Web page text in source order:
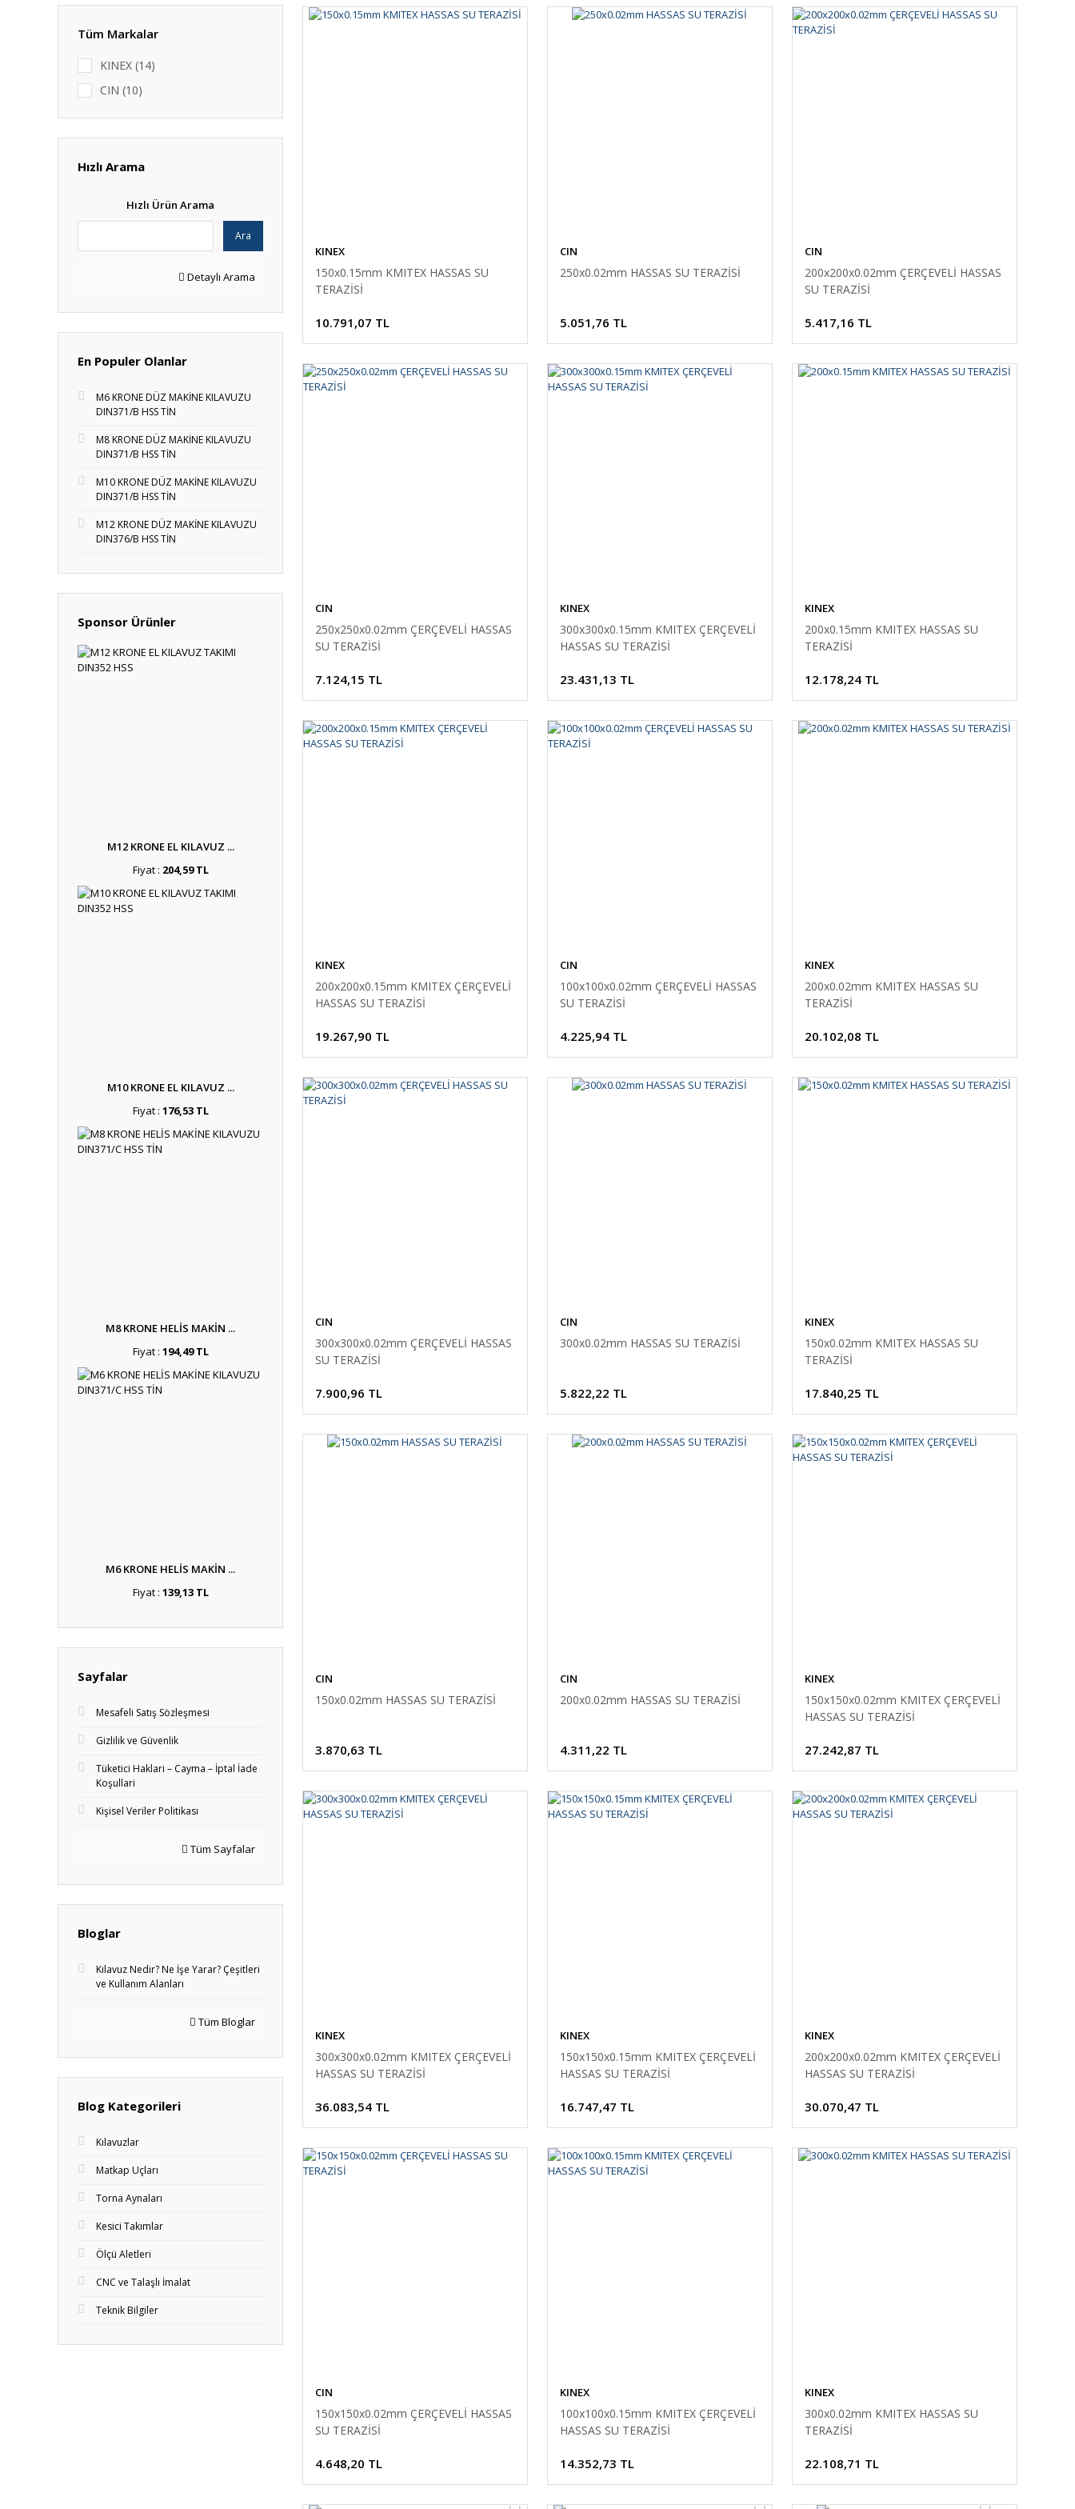
Tüm Markalar
KINEX (14)
CIN (10)
Hızlı Arama
Hızlı Ürün Arama
Ara
Detaylı Arama
En Populer Olanlar
M6 KRONE DÜZ MAKİNE KILAVUZU
DIN371/B HSS TİN
M8 KRONE DÜZ MAKİNE KILAVUZU
DIN371/B HSS TİN
M10 KRONE DÜZ MAKİNE KILAVUZU
DIN371/B HSS TİN
M12 KRONE DÜZ MAKİNE KILAVUZU
DIN376/B HSS TİN
Sponsor Ürünler
M12 KRONE EL KILAVUZ ...
Fiyat : 204,59 TL
M10 KRONE EL KILAVUZ ...
Fiyat : 176,53 TL
M8 KRONE HELİS MAKİN ...
Fiyat : 194,49 TL
M6 KRONE HELİS MAKİN ...
Fiyat : 139,13 TL
Sayfalar
Mesafeli Satış Sözleşmesi
Gizlilik ve Güvenlik
Tüketici Haklari – Cayma – İptal İade
Koşullari
Kişisel Veriler Politikası
Tüm Sayfalar
Bloglar
Kılavuz Nedir? Ne İşe Yarar? Çeşitleri
ve Kullanım Alanları
Tüm Bloglar
Blog Kategorileri
Kılavuzlar
Matkap Uçları
Torna Aynaları
Kesici Takımlar
Ölçü Aletleri
CNC ve Talaşlı İmalat
Teknik Bilgiler
KINEX
150x0.15mm KMITEX HASSAS SU
TERAZİSİ
10.791,07 TL
CIN
250x0.02mm HASSAS SU TERAZİSİ
5.051,76 TL
CIN
200x200x0.02mm ÇERÇEVELİ HASSAS
SU TERAZİSİ
5.417,16 TL
CIN
250x250x0.02mm ÇERÇEVELİ HASSAS
SU TERAZİSİ
7.124,15 TL
KINEX
300x300x0.15mm KMITEX ÇERÇEVELİ
HASSAS SU TERAZİSİ
23.431,13 TL
KINEX
200x0.15mm KMITEX HASSAS SU
TERAZİSİ
12.178,24 TL
KINEX
200x200x0.15mm KMITEX ÇERÇEVELİ
HASSAS SU TERAZİSİ
19.267,90 TL
CIN
100x100x0.02mm ÇERÇEVELİ HASSAS
SU TERAZİSİ
4.225,94 TL
KINEX
200x0.02mm KMITEX HASSAS SU
TERAZİSİ
20.102,08 TL
CIN
300x300x0.02mm ÇERÇEVELİ HASSAS
SU TERAZİSİ
7.900,96 TL
CIN
300x0.02mm HASSAS SU TERAZİSİ
5.822,22 TL
KINEX
150x0.02mm KMITEX HASSAS SU
TERAZİSİ
17.840,25 TL
CIN
150x0.02mm HASSAS SU TERAZİSİ
3.870,63 TL
CIN
200x0.02mm HASSAS SU TERAZİSİ
4.311,22 TL
KINEX
150x150x0.02mm KMITEX ÇERÇEVELİ
HASSAS SU TERAZİSİ
27.242,87 TL
KINEX
300x300x0.02mm KMITEX ÇERÇEVELİ
HASSAS SU TERAZİSİ
36.083,54 TL
KINEX
150x150x0.15mm KMITEX ÇERÇEVELİ
HASSAS SU TERAZİSİ
16.747,47 TL
KINEX
200x200x0.02mm KMITEX ÇERÇEVELİ
HASSAS SU TERAZİSİ
30.070,47 TL
CIN
150x150x0.02mm ÇERÇEVELİ HASSAS
SU TERAZİSİ
4.648,20 TL
KINEX
100x100x0.15mm KMITEX ÇERÇEVELİ
HASSAS SU TERAZİSİ
14.352,73 TL
KINEX
300x0.02mm KMITEX HASSAS SU
TERAZİSİ
22.108,71 TL